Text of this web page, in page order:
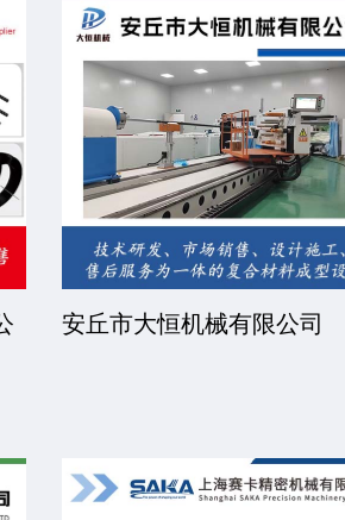
安丘市大恒机械有限公司